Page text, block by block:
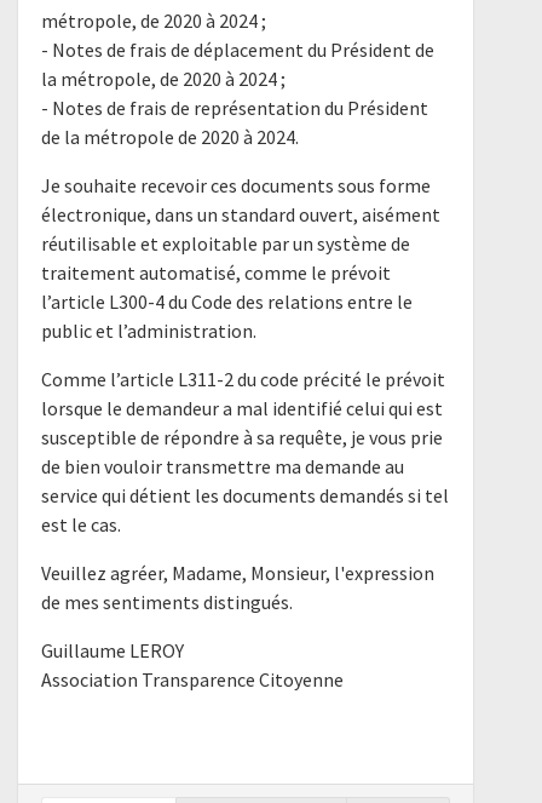
métropole, de 2020 à 2024 ;
- Notes de frais de déplacement du Président de
la métropole, de 2020 à 2024 ;
- Notes de frais de représentation du Président
de la métropole de 2020 à 2024.
Je souhaite recevoir ces documents sous forme
électronique, dans un standard ouvert, aisément
réutilisable et exploitable par un système de
traitement automatisé, comme le prévoit
l’article L300-4 du Code des relations entre le
public et l’administration.
Comme l’article L311-2 du code précité le prévoit
lorsque le demandeur a mal identifié celui qui est
susceptible de répondre à sa requête, je vous prie
de bien vouloir transmettre ma demande au
service qui détient les documents demandés si tel
est le cas.
Veuillez agréer, Madame, Monsieur, l'expression
de mes sentiments distingués.
Guillaume LEROY
Association Transparence Citoyenne